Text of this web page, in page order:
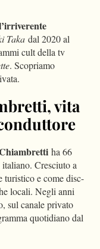
Taka dal 2020 al
cult della tv
. Scopriamo
vita
ha 66
Cresciuto a
turistico e come disc-
locali. Negli anni
sul canale privato
quotidiano dal